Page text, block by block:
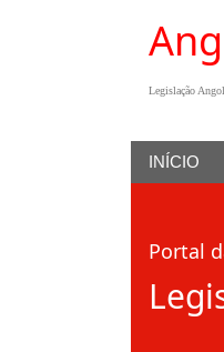
Legislação
INÍCIO
Portal